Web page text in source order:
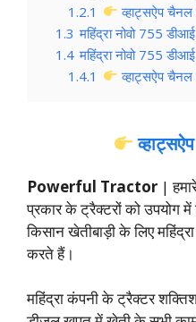
1.2.1
व्हाट्सऐप
1.3 महिंद्रा नोवो 755
1.4 महिंद्रा नोवो 755
1.4.1
व्हाट्सऐप
Powerful Tractor |
प्रकार के ट्रैक्टरों को उपयोग
किसान खेतीबाड़ी के लिए
करते हैं।
महिंद्रा कंपनी के ट्रैक्टर